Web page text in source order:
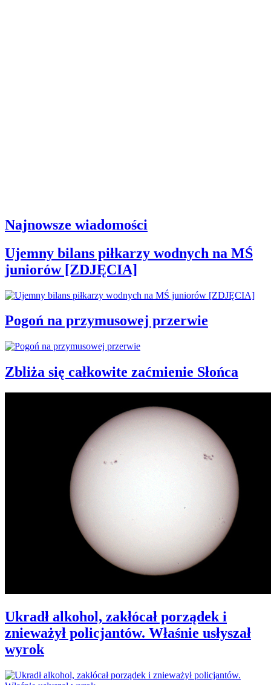
Najnowsze wiadomości
Ujemny bilans piłkarzy wodnych na MŚ
juniorów [ZDJĘCIA]
Pogoń na przymusowej przerwie
Zbliża się całkowite zaćmienie Słońca
Ukradł alkohol, zakłócał porządek i
znieważył policjantów. Właśnie usłyszał
wyrok